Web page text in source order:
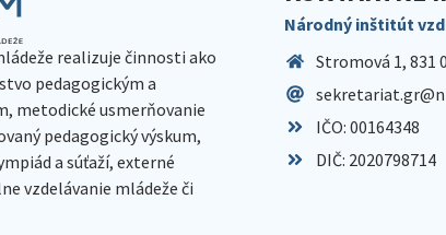
realizuje činnosti ako
pedagogickým a
metodické usmerňovanie
pedagogický výskum,
a súťaží, externé
vzdelávanie mládeže či
Národný inštitút
Stromová 1, 831
IČO: 00164348
DIČ: 2020798714